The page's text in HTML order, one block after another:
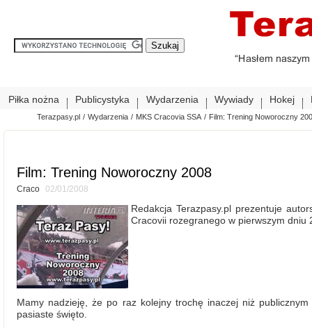
Piłka nożna Publicystyka Wydarzenia Wywiady Hokej
Terazpasy.pl / Wydarzenia / MKS Cracovia SSA / Film: Trening Noworoczny
Film: Trening Noworoczny 2008
Craco 02/01/2008
Redakcja Terazpasy.pl prezentuje
Cracovii rozegranego w pierwszym dniu
Mamy nadzieję, że po raz kolejny trochę inaczej niż
pasiaste święto.